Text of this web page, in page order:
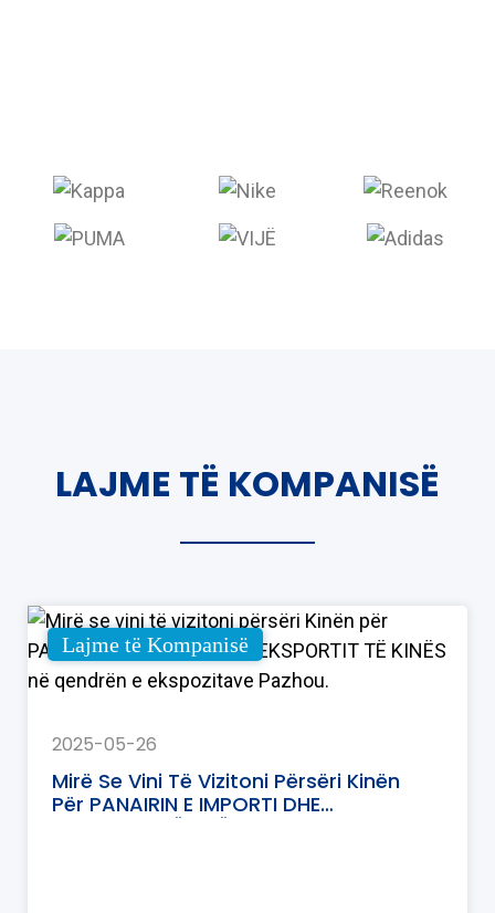
LAJME TË KOMPANISË
Lajme të Kompanisë
2025-05-26
Mirë Se Vini Të Vizitoni Përsëri Kinën
Për PANAIRIN E IMPORTI DHE
EKSPORTIT TË KINËS Në Qendrën E